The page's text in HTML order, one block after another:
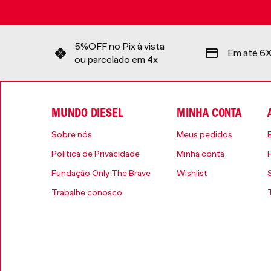
5%OFF no Pix à vista
ou parcelado em 4x
Em até
MUNDO DIESEL
Sobre nós
Política de Privacidade
Fundação Only The Brave
Trabalhe conosco
MINHA CONTA
Meus pedidos
Minha conta
Wishlist